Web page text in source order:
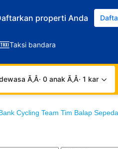
properti Anda
Taksi bandara
Ã‚Â· 0 anak Ã‚Â· 1 kamar
Cycling Team Tim Balap